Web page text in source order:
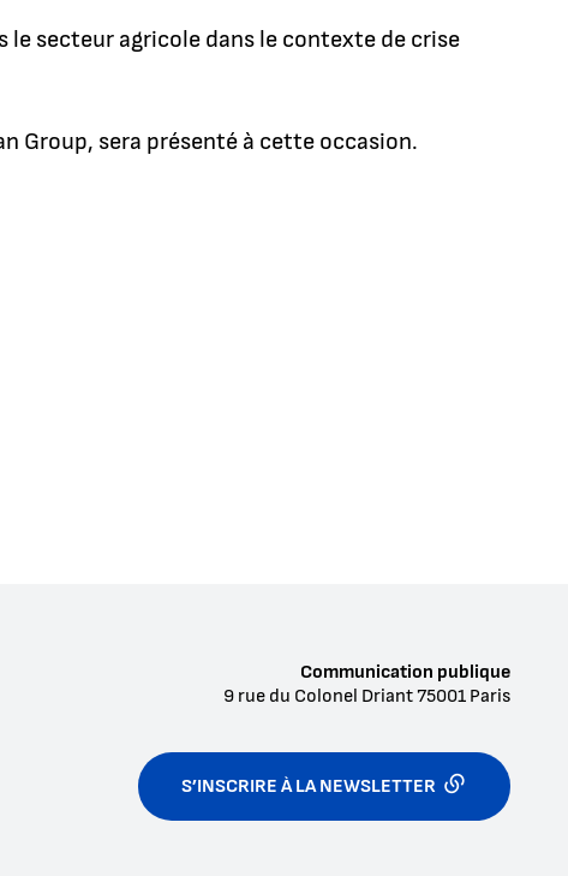
secteur agricole dans le contexte de crise
Group, sera présenté à cette occasion.
Communication publique
9 rue du Colonel Driant75001 Paris
S’INSCRIRE À LA NEWSLETTER